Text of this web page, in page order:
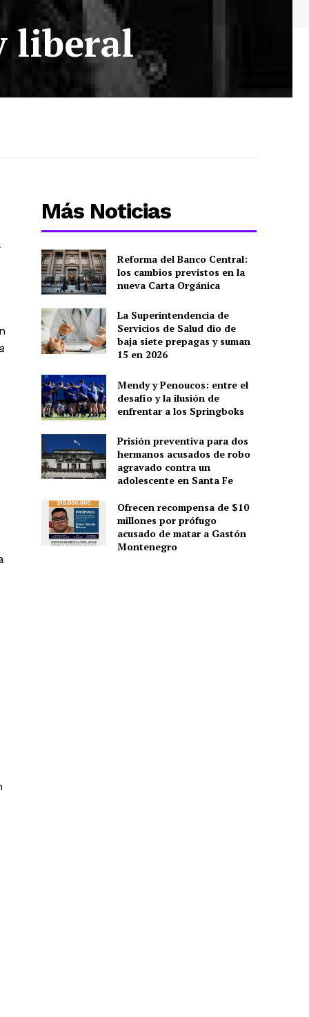
liberal
Más Noticias
Reforma del Banco Central:
los cambios previstos en la
nueva Carta Orgánica
La Superintendencia de
Servicios de Salud dio de
baja siete prepagas y suman
15 en 2026
Mendy y Penoucos: entre el
desafío y la ilusión de
enfrentar a los Springboks
Prisión preventiva para dos
hermanos acusados de robo
agravado contra un
adolescente en Santa Fe
Ofrecen recompensa de $10
millones por prófugo
acusado de matar a Gastón
Montenegro